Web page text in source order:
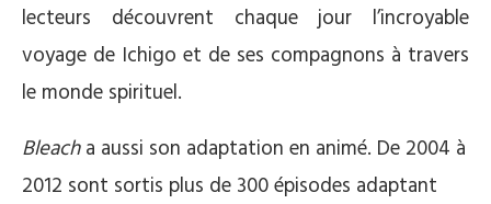
lecteurs découvrent chaque jour l’incroyable
voyage de Ichigo et de ses compagnons à travers
le monde spirituel.
Bleacha aussi son adaptation en animé. De 2004 à
2012 sont sortis plus de 300 épisodes adaptant